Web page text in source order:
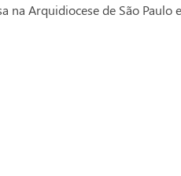
na Arquidiocese de São